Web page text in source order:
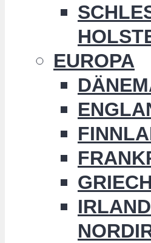
EUROPA